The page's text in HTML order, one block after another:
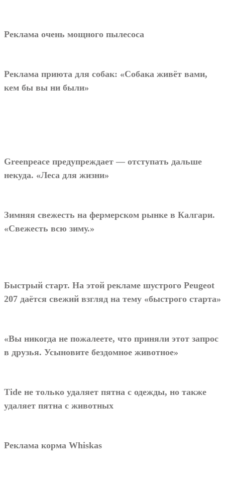
Реклама очень мощного пылесоса
Реклама приюта для собак: «Собака живёт вами,
кем бы вы ни были»
Greenpeace предупреждает — отступать дальше
некуда. «Леса для жизни»
Зимняя свежесть на фермерском рынке в Калгари.
«Свежесть всю зиму.»
Быстрый старт. На этой рекламе шустрого Peugeot
207 даётся свежий взгляд на тему «быстрого старта»
«Вы никогда не пожалеете, что приняли этот запрос
в друзья. Усыновите бездомное животное»
Tide не только удаляет пятна с одежды, но также
удаляет пятна с животных
Реклама корма Whiskas